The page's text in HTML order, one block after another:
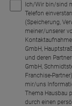
Ich/Wir bin/sind
Telefon
(Speicherung,
meiner/unserer
GmbH,
und deren
GmbH,
Franchise-
mir/uns
Thema Hausbau
durch einen